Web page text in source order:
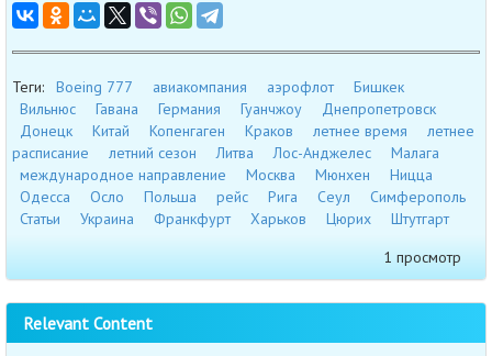
Теги: Boeing 777 авиакомпания аэрофлот
Бишкек
Вильнюс
Гавана Германия Гуанчжоу
Днепропетровск
Донецк
Китай Копенгаген Краков летнее время
летнее
расписание
летний сезон Литва Лос-Анджелес
Малага
международное направление
Москва Мюнхен
Ницца
Одесса
Осло Польша рейс Рига Сеул
Симферополь
Статьи
Украина Франкфурт Харьков Цюрих
Штутгарт
1 просмотр
Relevant Content